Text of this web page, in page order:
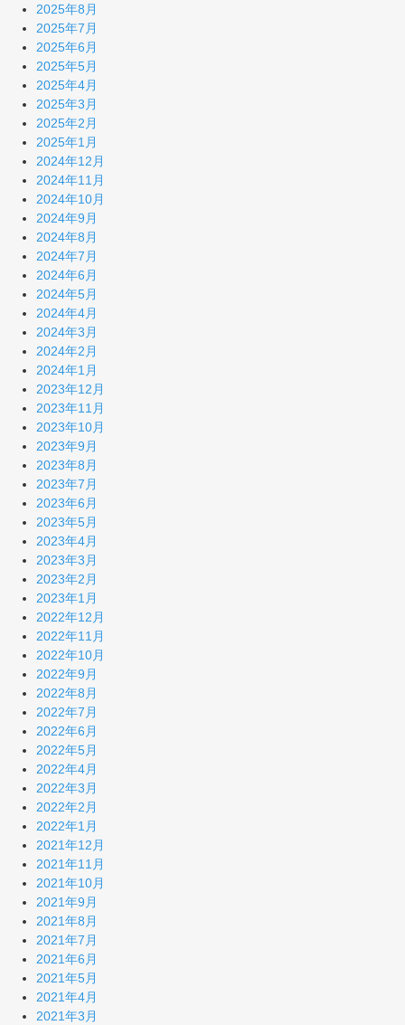
2025年8月
2025年7月
2025年6月
2025年5月
2025年4月
2025年3月
2025年2月
2025年1月
2024年12月
2024年11月
2024年10月
2024年9月
2024年8月
2024年7月
2024年6月
2024年5月
2024年4月
2024年3月
2024年2月
2024年1月
2023年12月
2023年11月
2023年10月
2023年9月
2023年8月
2023年7月
2023年6月
2023年5月
2023年4月
2023年3月
2023年2月
2023年1月
2022年12月
2022年11月
2022年10月
2022年9月
2022年8月
2022年7月
2022年6月
2022年5月
2022年4月
2022年3月
2022年2月
2022年1月
2021年12月
2021年11月
2021年10月
2021年9月
2021年8月
2021年7月
2021年6月
2021年5月
2021年4月
2021年3月